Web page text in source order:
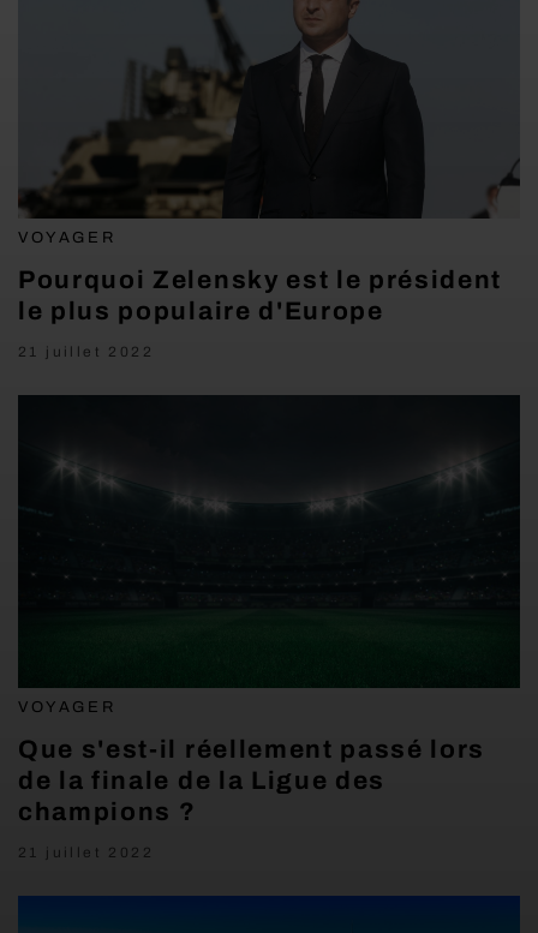
VOYAGER
Pourquoi Zelensky est le président
le plus populaire d'Europe
21 juillet 2022
VOYAGER
Que s'est-il réellement passé lors
de la finale de la Ligue des
champions ?
21 juillet 2022